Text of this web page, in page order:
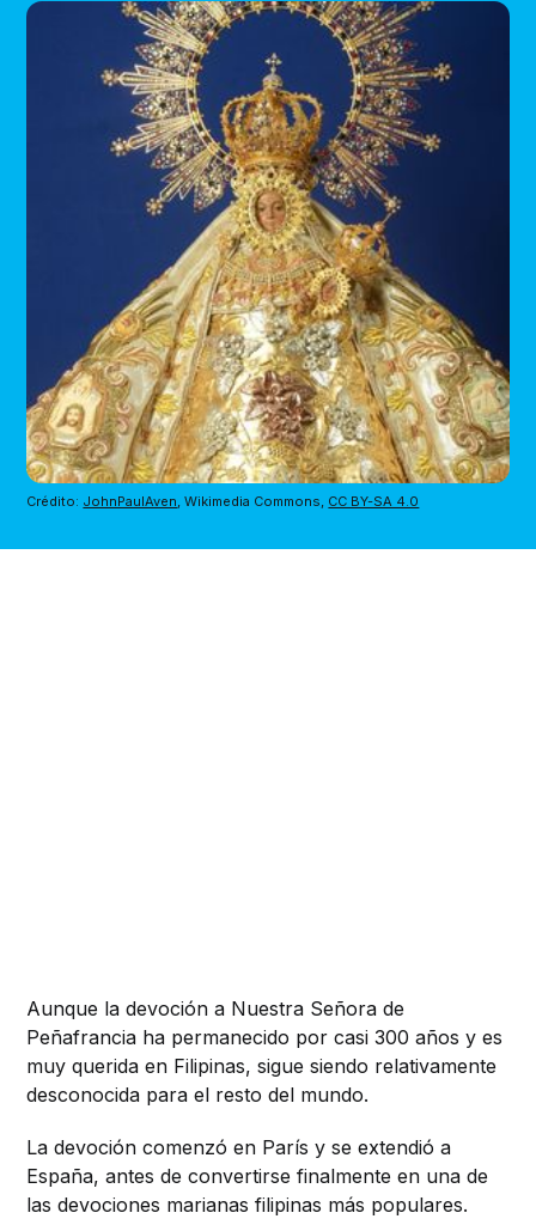
Crédito: JohnPaulAven, Wikimedia Commons, CC BY-SA 4.0
Aunque la devoción a Nuestra Señora de
Peñafrancia ha permanecido por casi 300 años y es
muy querida en Filipinas, sigue siendo relativamente
desconocida para el resto del mundo.
La devoción comenzó en París y se extendió a
España, antes de convertirse finalmente en una de
las devociones marianas filipinas más populares.